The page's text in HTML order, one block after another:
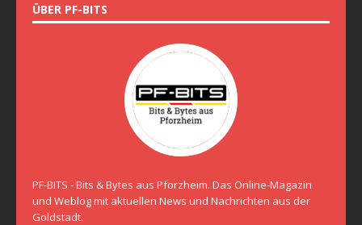
ÜBER PF-BITS
PF-BITS - Bits & Bytes aus Pforzheim. Das Online-Magazin
und Weblog mit aktuellen News und Nachrichten aus der
Goldstadt.